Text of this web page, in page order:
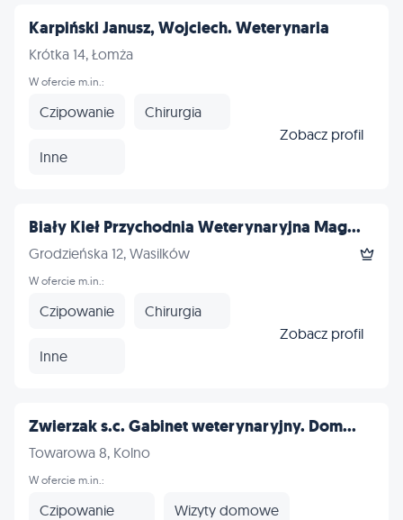
Karpiński Janusz, Wojciech. Weterynaria
Krótka 14, Łomża
W ofercie m.in.:
Czipowanie Chirurgia
Inne
Zobacz profil
Biały Kieł Przychodnia Weterynaryjna Mag...
Grodzieńska 12, Wasilków
W ofercie m.in.:
Czipowanie Chirurgia
Inne
Zobacz profil
Zwierzak s.c. Gabinet weterynaryjny. Dom...
Towarowa 8, Kolno
W ofercie m.in.:
Czipowanie Wizyty domowe